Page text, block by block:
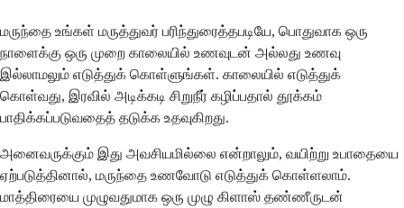
மருந்தை உங்கள் மருத்துவர் பரிந்துரைத்தபடியே, பொதுவாக ஒரு
நாளைக்கு ஒரு முறை காலையில் உணவுடன் அல்லது உணவு
இல்லாமலும் எடுத்துக் கொள்ளுங்கள். காலையில் எடுத்துக்
கொள்வது, இரவில் அடிக்கடி சிறுநீர் கழிப்பதால் தூக்கம்
பாதிக்கப்படுவதைத் தடுக்க உதவுகிறது.
அனைவருக்கும் இது அவசியமில்லை என்றாலும், வயிற்று உபாதையை
ஏற்படுத்தினால், மருந்தை உணவோடு எடுத்துக் கொள்ளலாம்.
மாத்திரையை முழுவதுமாக ஒரு முழு கிளாஸ் தண்ணீருடன்